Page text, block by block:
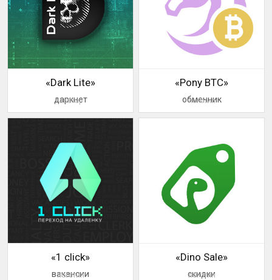
«Dark Lite»
даркнет
аватар
«Pony BTC»
обменник
логотип
«1 click»
вакансии
логотип
«Dino Sale»
скидки
логотип